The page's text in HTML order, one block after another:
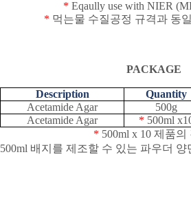
* Eqaully use with NIER
* 먹는물 수질공정 규격과 동
PACKAGE
Description Quantity
Acetamide Agar
500g
Acetamide Agar
* 500ml
* 500ml x 10 제품의
500ml 배지를 제조할 수 있는 파우더 양